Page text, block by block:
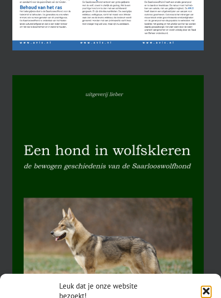
Leuk dat je onze website
bezoekt!